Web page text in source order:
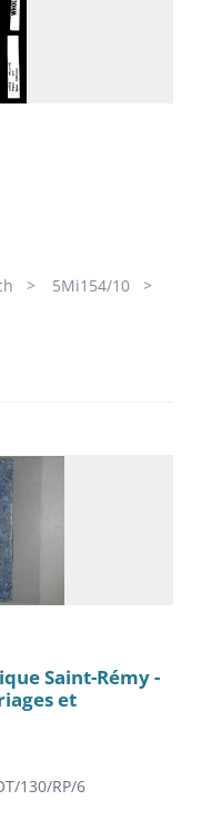
5Mi154/10
Saint-Rémy -
et
130/RP/6